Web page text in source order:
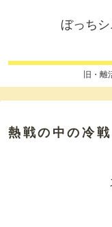
ぼっち
旧・
熱戦の中の冷戦